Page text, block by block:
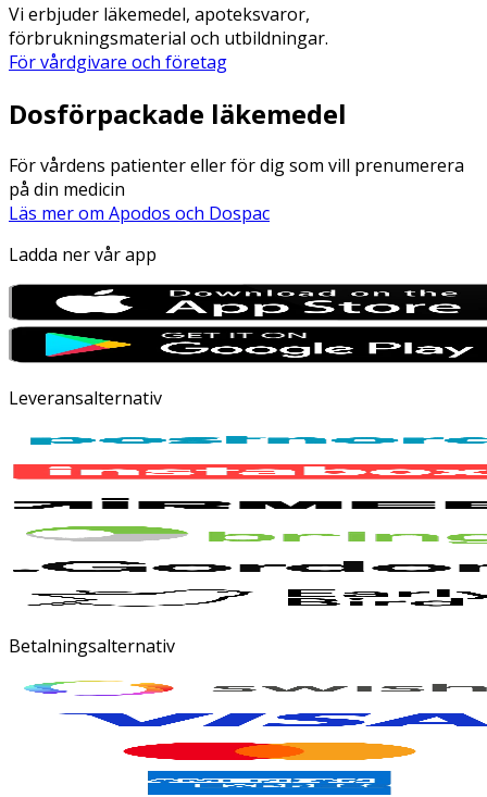
Vi erbjuder läkemedel, apoteksvaror,
förbrukningsmaterial och utbildningar.
För vårdgivare och företag
Dosförpackade läkemedel
För vårdens patienter eller för dig som vill prenumerera
på din medicin
Läs mer om Apodos och Dospac
Ladda ner vår app
Leveransalternativ
Betalningsalternativ